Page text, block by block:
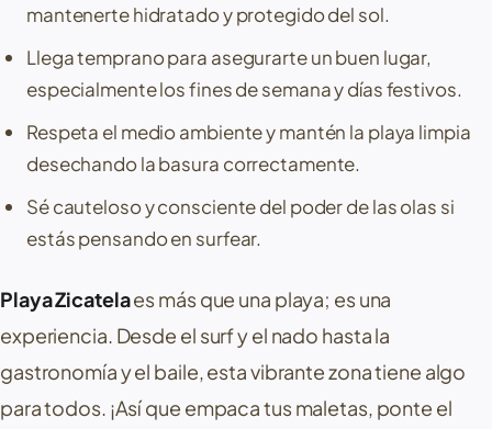
mantenerte hidratado y protegido del sol.
Llega temprano para asegurarte un buen lugar,
especialmente los fines de semana y días festivos.
Respeta el medio ambiente y mantén la playa limpia
desechando la basura correctamente.
Sé cauteloso y consciente del poder de las olas si
estás pensando en surfear.
Playa Zicatelaes más que una playa; es una
experiencia. Desde el surf y el nado hasta la
gastronomía y el baile, esta vibrante zona tiene algo
para todos. ¡Así que empaca tus maletas, ponte el